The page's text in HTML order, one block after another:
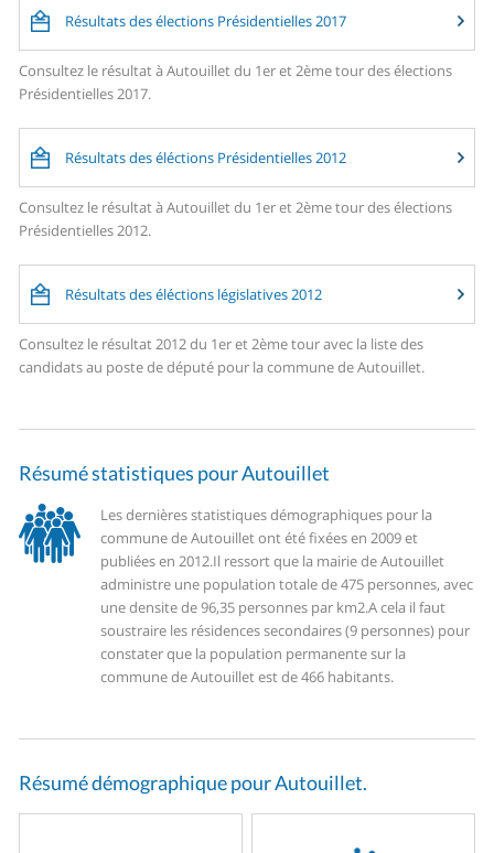
Résultats des élections Présidentielles 2017
Consultez le résultat à Autouillet du 1er et 2ème tour des élections
Présidentielles 2017.
Résultats des éléctions Présidentielles 2012
Consultez le résultat à Autouillet du 1er et 2ème tour des élections
Présidentielles 2012.
Résultats des éléctions législatives 2012
Consultez le résultat 2012 du 1er et 2ème tour avec la liste des
candidats au poste de député pour la commune de Autouillet.
Résumé statistiques pour Autouillet
Les dernières statistiques démographiques pour la
commune de Autouillet ont été fixées en 2009 et
publiées en 2012.Il ressort que la mairie de Autouillet
administre une population totale de 475 personnes, avec
une densite de 96,35 personnes par km2.A cela il faut
soustraire les résidences secondaires (9 personnes) pour
constater que la population permanente sur la
commune de Autouillet est de 466 habitants.
Résumé démographique pour Autouillet.